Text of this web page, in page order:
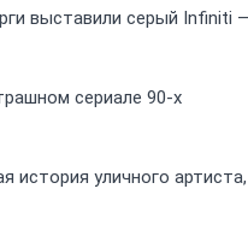
выставили серый Infiniti
сериале 90-х
история уличного